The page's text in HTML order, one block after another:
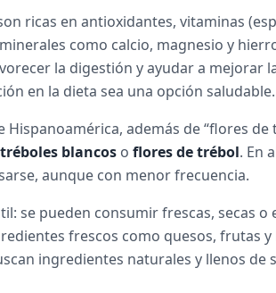
ricas en antioxidantes, vitaminas
como calcio, magnesio y
la digestión y ayudar a mejorar
en la dieta sea una opción saludable.
Hispanoamérica, además de “flores de
tréboles blancoso flores de trébol. En
aunque con menor frecuencia.
se pueden consumir frescas, secas o
frescos como quesos, frutas
ingredientes naturales y llenos de